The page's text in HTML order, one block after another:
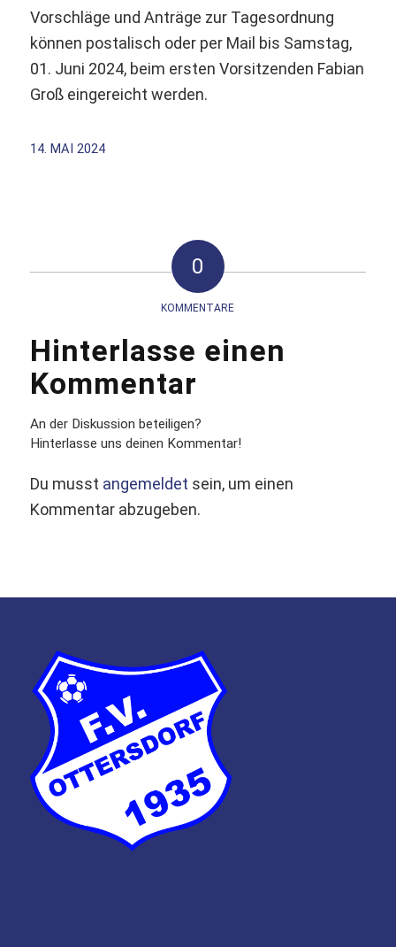
Vorschläge und Anträge zur Tagesordnung
können postalisch oder per Mail bis Samstag,
01. Juni 2024, beim ersten Vorsitzenden Fabian
Groß eingereicht werden.
14. MAI 2024
0
KOMMENTARE
Hinterlasse einen
Kommentar
An der Diskussion beteiligen?
Hinterlasse uns deinen Kommentar!
Du musst angemeldet sein, um einen
Kommentar abzugeben.